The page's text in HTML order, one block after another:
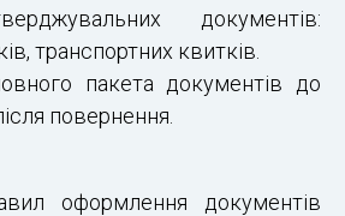
документів:
транспортних квитків.
пакета документів до
повернення.
оформлення документів